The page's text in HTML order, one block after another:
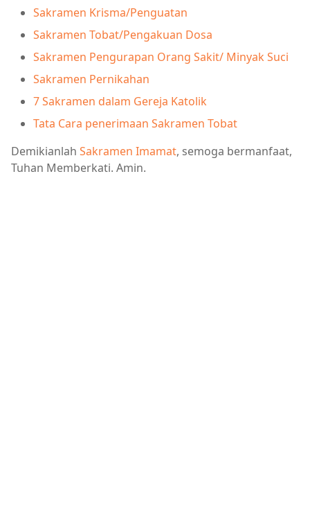
Sakramen Krisma/Penguatan
Sakramen Tobat/Pengakuan Dosa
Sakramen Pengurapan Orang Sakit/ Minyak Suci
Sakramen Pernikahan
7 Sakramen dalam Gereja Katolik
Tata Cara penerimaan Sakramen Tobat
Demikianlah Sakramen Imamat, semoga bermanfaat,
Tuhan Memberkati. Amin.